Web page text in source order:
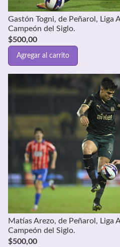
Gastón Togni, de Peñarol, Liga
Campeón del Siglo.
$500,00
Agregar al carrito
Matías Arezo, de Peñarol, Liga
Campeón del Siglo.
$500,00